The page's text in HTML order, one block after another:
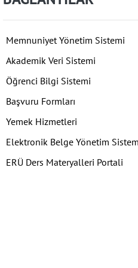
Memnuniyet Yönetim Sistemi
Akademik Veri Sistemi
Öğrenci Bilgi Sistemi
Başvuru Formları
Yemek Hizmetleri
Elektronik Belge Yönetim
ERÜ Ders Materyalleri Portali